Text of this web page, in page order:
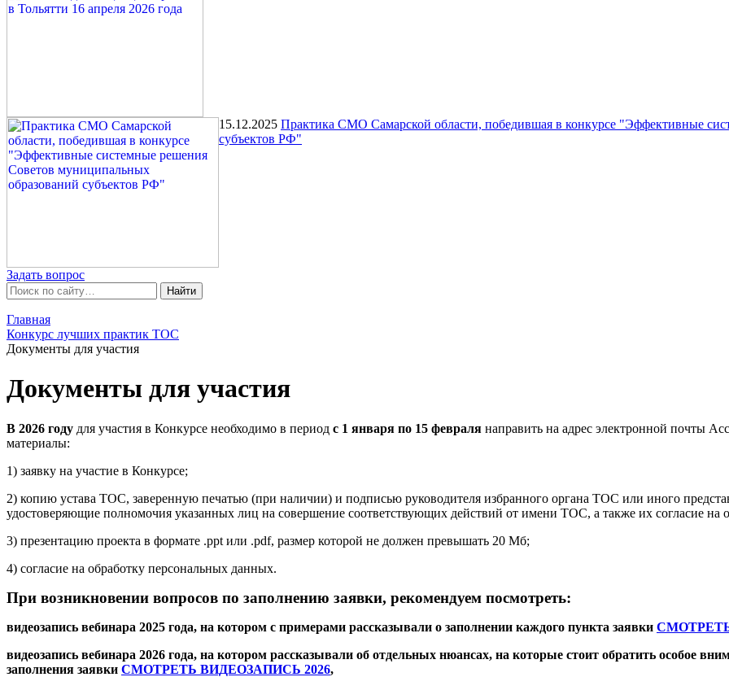
15.12.2025 Практика СМО Самарской области, победившая в конкурсе "Эффективные
субъектов РФ"
Задать вопрос
Главная
Конкурс лучших практик ТОС
Документы для участия
Документы для участия
В 2026 году для участия в Конкурсе необходимо в период с 1 января по 15 февраля направить на адрес электронной почты
материалы:
1) заявку на участие в Конкурсе;
2) копию устава ТОС, заверенную печатью (при наличии) и подписью руководителя избранного органа ТОС или иного
удостоверяющие полномочия указанных лиц на совершение соответствующих действий от имени ТОС, а также их согласие на
3) презентацию проекта в формате .ppt или .pdf, размер которой не должен превышать 20 Мб;
4) согласие на обработку персональных данных.
При возникновении вопросов по заполнению заявки, рекомендуем посмотреть:
видеозапись вебинара 2025 года, на котором с примерами рассказывали о заполнении каждого пункта заявки
видеозапись вебинара 2026 года, на котором рассказывали об отдельных нюансах, на которые стоит обратить особое
заполнения заявки СМОТРЕТЬ ВИДЕОЗАПИСЬ 2026,